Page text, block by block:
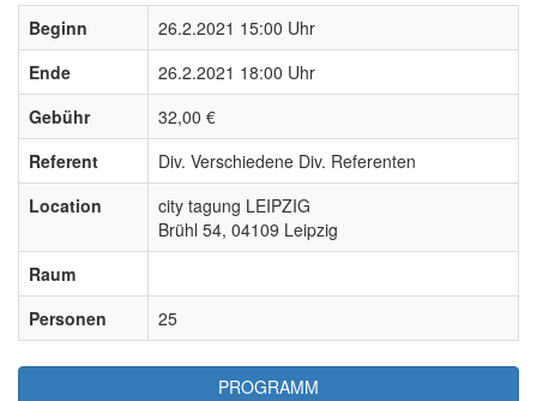
Beginn
26.2.2021 15:00 Uhr
Ende
26.2.2021 18:00 Uhr
Gebühr
32,00 €
Referent
Div. Verschiedene Div. Referenten
Location
city tagung LEIPZIG
Brühl 54, 04109 Leipzig
Raum
Personen
25
PROGRAMM